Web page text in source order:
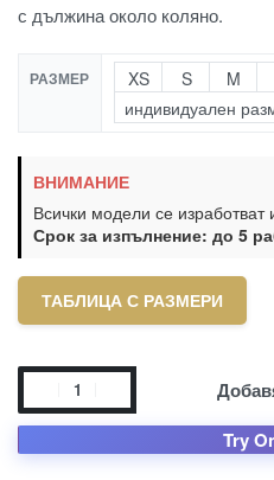
с дължина около коляно.
РАЗМЕР XS S M
индивидуален
ВНИМАНИЕ
Всички модели се изработват
Срок за изпълнение: до 5
ТАБЛИЦА С РАЗМЕРИ
Try